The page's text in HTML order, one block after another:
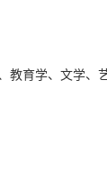
育学、文学、